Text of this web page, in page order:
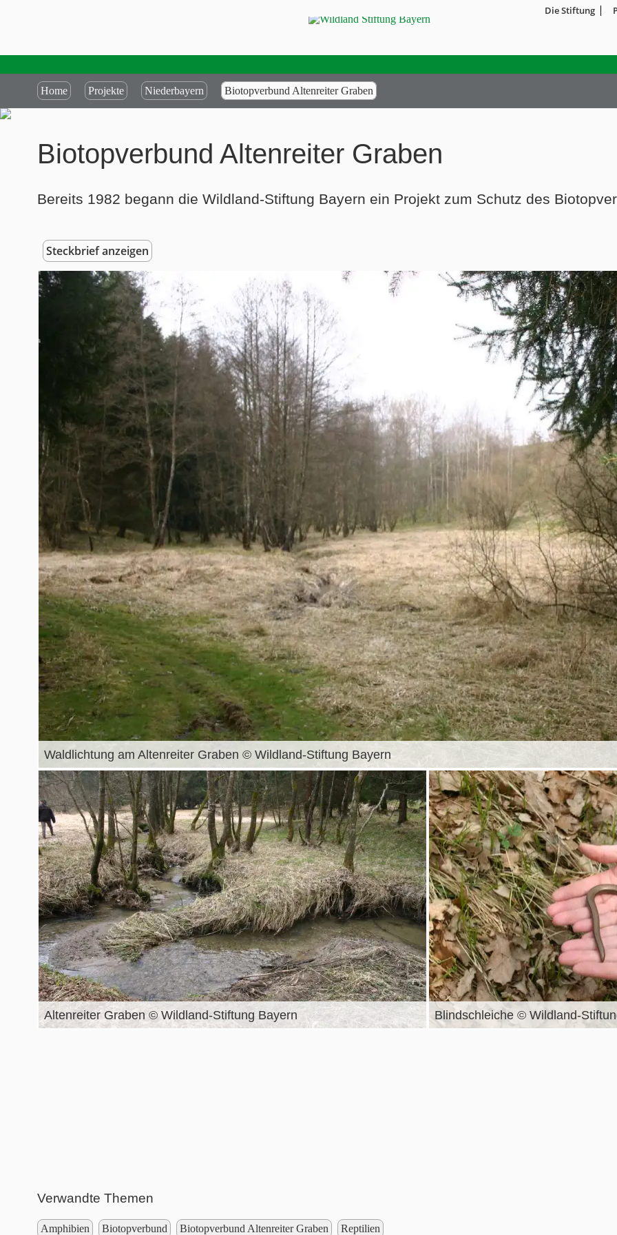
Die Stiftung
Home Projekte Niederbayern Biotopverbund Altenreiter Graben
Biotopverbund Altenreiter Graben
Bereits 1982 begann die Wildland-Stiftung Bayern ein Projekt zum Schutz des
Steckbrief anzeigen
Waldlichtung am Altenreiter Graben © Wildland-Stiftung Bayern
Altenreiter Graben © Wildland-Stiftung Bayern Blindschleiche © Wildland-
Verwandte Themen
Amphibien Biotopverbund Biotopverbund Altenreiter Graben Reptilien